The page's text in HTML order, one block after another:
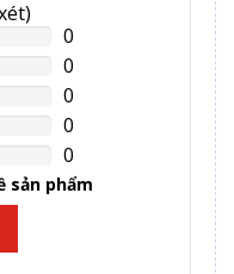
0
0
0
0
0
sản phẩm